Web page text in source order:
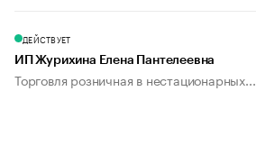
ДЕЙСТВУЕТ
ИП Журихина Елена Пантелеевна
Торговля розничная в нестационарных...